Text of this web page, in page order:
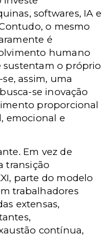
softwares, IA e
o mesmo
é
humano
o próprio
assim, uma
se inovação
proporcional
emocional e
Em vez de
transição
parte do modelo
trabalhadores
extensas,
contínua,